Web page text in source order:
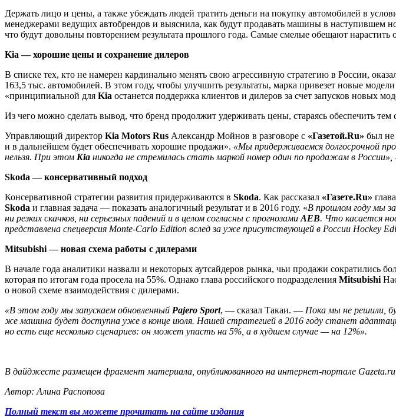
Держать лицо и цены, а также убеждать людей тратить деньги на покупку автомобилей в
менеджерами ведущих автобрендов и выяснила, как будут продавать машины в наступившем
что будут довольны повторением результата прошлого года. Самые смелые обещают нарастить
Kia — хорошие цены и сохранение дилеров
В списке тех, кто не намерен кардинально менять свою агрессивную стратегию в России,
163,5 тыс. автомобилей. В этом году, чтобы улучшить результаты, марка привезет новые
«принципиальной для Kia останется поддержка клиентов и дилеров за счет запусков новых
Из чего можно сделать вывод, что бренд продолжит удерживать цены, стараясь обеспечить
Управляющий директор Kia Motors Rus Александр Мойнов в разговоре с «Газетой.Ru» был не
и в дальнейшем будет обеспечивать хорошие продажи». «Мы придерживаемся долгосрочной
нельзя. При этом Kia никогда не стремилась стать маркой номер один по продажам в России»,
Skoda — консервативный подход
Консервативной стратегии развития придерживаются в Skoda. Как рассказал «Газете.Ru»
Skoda и главная задача — показать аналогичный результат и в 2016 году. «В прошлом году мы
ни резких скачков, ни серьезных падений и в целом согласны с прогнозами AEB. Что касается
представлена спецверсия Monte-Carlo Edition вслед за уже присутствующей в России Hockey
Mitsubishi — новая схема работы с дилерами
В начале года аналитики назвали и некоторых аутсайдеров рынка, чьи продажи сократились
которая по итогам года просела на 55%. Однако глава российского подразделения Mitsubishi
о новой схеме взаимодействия с дилерами.
«В этом году мы запускаем обновленный Pajero Sport, — сказал Такаи. — Пока мы не решили,
же машина будет доступна уже в конце июля. Нашей стратегией в 2016 году станет
но есть еще несколько сценариев: он может упасть на 5%, а в худшем случае — на 12%».
В дайджесте размещен фрагмент материала, опубликованного на интернет-портале Gazeta.ru
Автор: Алина Распопова
Полный текст вы можете прочитать на сайте издания